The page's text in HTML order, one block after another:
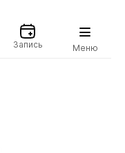
Запись Меню